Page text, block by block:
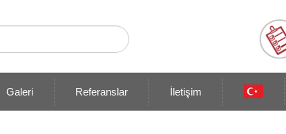
Galeri Referanslar İletişim